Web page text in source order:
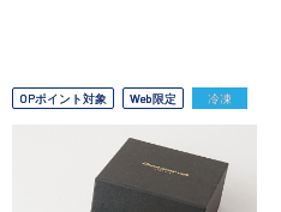
OPポイント対象 Web限定 冷凍